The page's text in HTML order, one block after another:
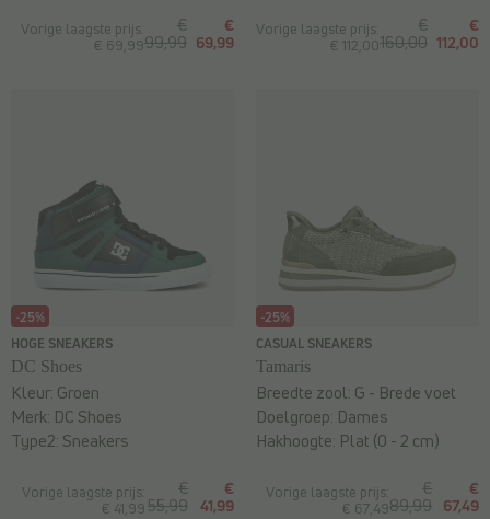
Vorige laagste prijs:
€ 69,99
€
99,99
€
69,99
Vorige laagste prijs:
€ 112,00
€
160,00
€
112,00
-25%
HOGE SNEAKERS
DC Shoes
Vorige laagste prijs:
€ 41,99
€
55,99
€
41,99
Kleur: Groen
Merk: DC Shoes
Type2: Sneakers
-25%
CASUAL SNEAKERS
Tamaris
Vorige laagste prijs:
€ 67,49
€
89,99
€
67,49
Breedte zool: G - Brede voet
Doelgroep: Dames
Hakhoogte: Plat (0 - 2 cm)